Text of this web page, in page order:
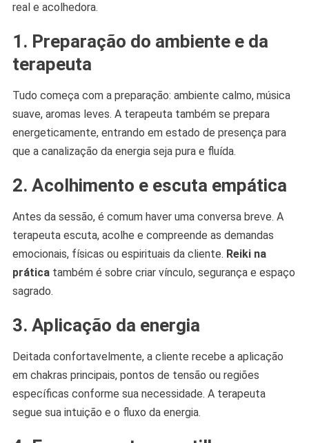
real e acolhedora.
1. Preparação do ambiente e da
terapeuta
Tudo começa com a preparação: ambiente calmo, música
suave, aromas leves. A terapeuta também se prepara
energeticamente, entrando em estado de presença para
que a canalização da energia seja pura e fluída.
2. Acolhimento e escuta empática
Antes da sessão, é comum haver uma conversa breve. A
terapeuta escuta, acolhe e compreende as demandas
emocionais, físicas ou espirituais da cliente. Reiki na
práticatambém é sobre criar vínculo, segurança e espaço
sagrado.
3. Aplicação da energia
Deitada confortavelmente, a cliente recebe a aplicação
em chakras principais, pontos de tensão ou regiões
específicas conforme sua necessidade. A terapeuta
segue sua intuição e o fluxo da energia.